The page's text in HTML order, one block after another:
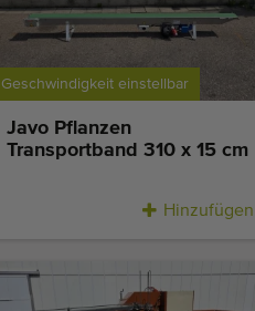
Geschwindigkeit einstellbar
Javo Pflanzen
Transportband 310 x 15 cm
Hinzufügen